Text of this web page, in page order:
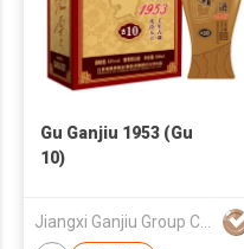
Gu Ganjiu 1953 (Gu
10)